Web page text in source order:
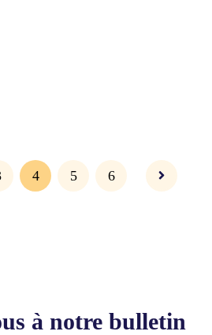
4 5 6
à notre bulletin